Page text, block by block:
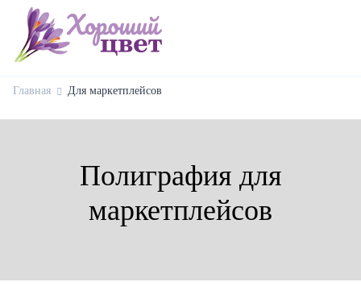
Главная Для маркетплейсов
Полиграфия для
маркетплейсов